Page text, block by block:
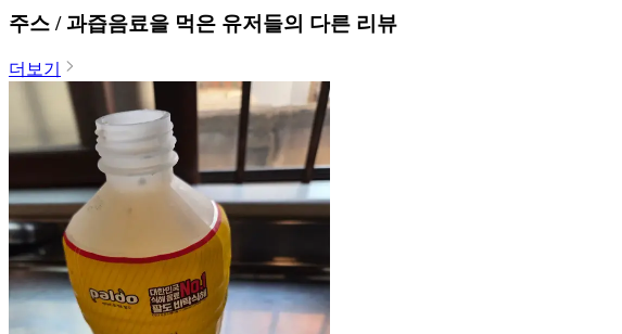
주스 / 과즙음료을 먹은 유저들의 다른 리뷰
더보기